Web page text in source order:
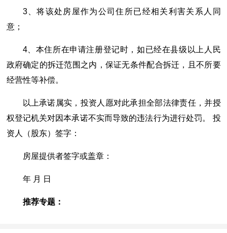
3、将该处房屋作为公司住所已经相关利害关系人同
意；
4、本住所在申请注册登记时，如已经在县级以上人民
政府确定的拆迁范围之内，保证无条件配合拆迁，且不所要
经营性等补偿。
以上承诺属实，投资人愿对此承担全部法律责任，并授
权登记机关对因本承诺不实而导致的违法行为进行处罚。 投
资人（股东）签字：
房屋提供者签字或盖章：
年 月 日
推荐专题：